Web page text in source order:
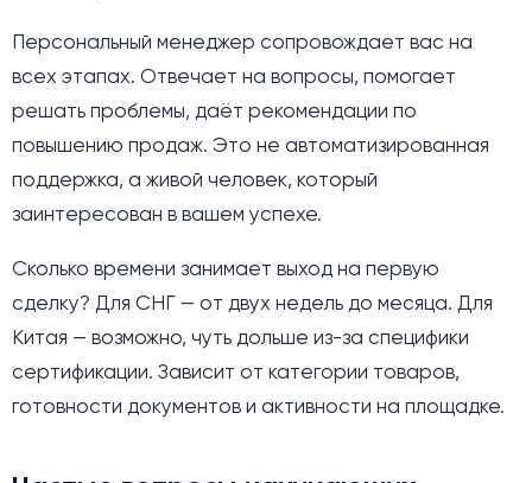
Персональный менеджер сопровождает вас на
всех этапах. Отвечает на вопросы, помогает
решать проблемы, даёт рекомендации по
повышению продаж. Это не автоматизированная
поддержка, а живой человек, который
заинтересован в вашем успехе.
Сколько времени занимает выход на первую
сделку? Для СНГ — от двух недель до месяца. Для
Китая — возможно, чуть дольше из-за специфики
сертификации. Зависит от категории товаров,
готовности документов и активности на площадке.